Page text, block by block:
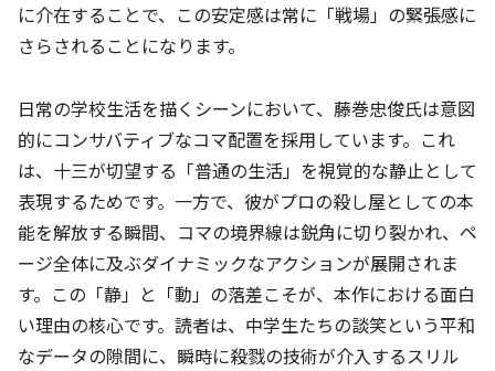
に介在することで、この安定感は常に「戦場」の緊張感に
さらされることになります。
日常の学校生活を描くシーンにおいて、藤巻忠俊氏は意図
的にコンサバティブなコマ配置を採用しています。これ
は、十三が切望する「普通の生活」を視覚的な静止として
表現するためです。一方で、彼がプロの殺し屋としての本
能を解放する瞬間、コマの境界線は鋭角に切り裂かれ、ペ
ージ全体に及ぶダイナミックなアクションが展開されま
す。この「静」と「動」の落差こそが、本作における面白
い理由の核心です。読者は、中学生たちの談笑という平和
なデータの隙間に、瞬時に殺戮の技術が介入するスリル